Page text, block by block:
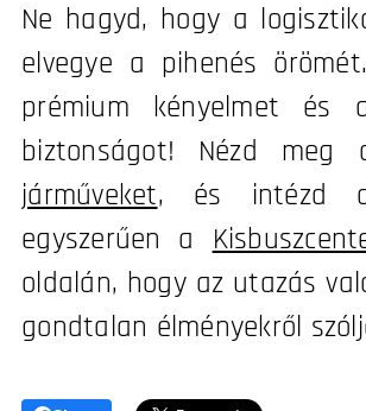
Ne hagyd, hogy a
elvegye a pihenés
prémium kényelmet és
biztonságot! Nézd meg
járműveket, és intézd
egyszerűen a
oldalán, hogy az utazás
gondtalan élményekről